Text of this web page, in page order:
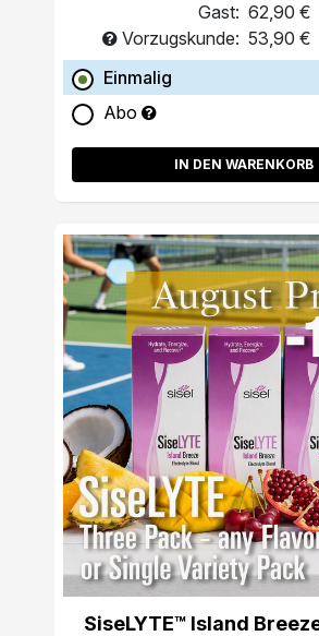
Gast: 62,90 €
Vorzugskunde: 53,90 €
Einmalig
Abo
IN DEN WARENKORB
SiseLYTE™ Island